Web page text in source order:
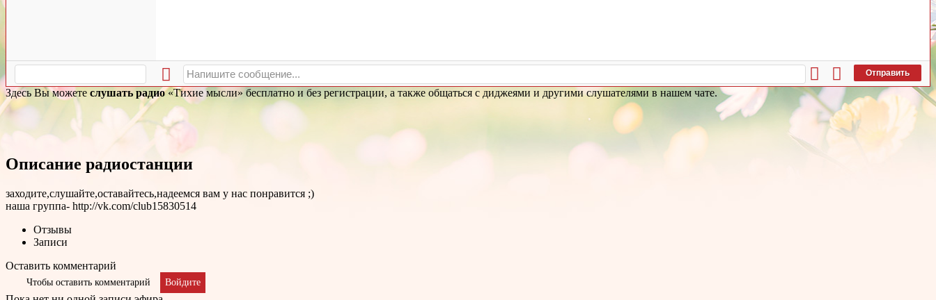
Отправить
Здесь Вы можете слушать радио«Тихие мысли» бесплатно и без регистрации, а также общаться с диджеями и другими слушателями в нашем чате.
Описание радиостанции
заходите,слушайте,оставайтесь,надеемся вам у нас понравится ;)
наша группа- http://vk.com/club15830514
Отзывы
Записи
Оставить комментарий
Чтобы оставить комментарий Войдите